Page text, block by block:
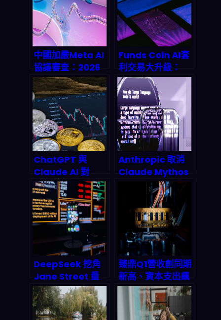
中國加嚴Meta AI
協議審查：2026
年PIPL與模型可解
釋性如何讓全球AI
供應鏈徹底洗牌？
Funds Coin AI套
利交易大升級：
2026年量化交易
基礎設施革命，
n8n工作流如何讓
你躺賺？
ChatGPT 與
Claude AI 對
XRP 2026 Q3 破
$3 的預測為何出
現嚴重分歧？深度
拆解兩大模型的邏
Anthropic 取消
Claude Mythos
發布：AI 安全評估
真的在變硬了嗎？
DeepSeek 挖角
Jane Street 量
化工程師：代理式
AI 殺入金融自動化
的下一步棋
臻鼎Q1營收創同期
新高、資本支出飆
破800億！2026
AI伺服器與IC載板
爆發期全面解析